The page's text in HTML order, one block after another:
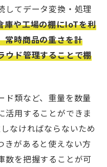
してデータ変換・処理
庫や工場の棚にIoTを利
常時商品の重さを計
ウド管理することで棚
ド類など、重量を数量
活用することができま
なければならないため
きがあると使えない方
数を把握することが可